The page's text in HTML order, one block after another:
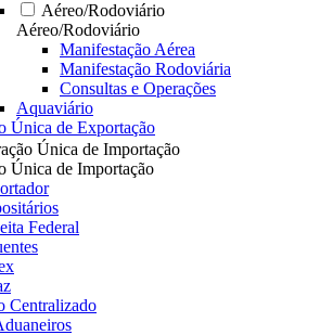
Aéreo/Rodoviário
Aéreo/Rodoviário
Manifestação Aérea
Manifestação Rodoviária
Consultas e Operações
Aquaviário
Única de Exportação
Única de Importação
Única de Importação
Federal
Centralizado